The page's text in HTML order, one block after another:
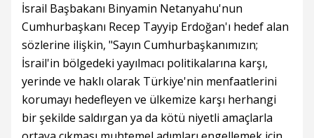
İsrail Başbakanı Binyamin Netanyahu'nun
Cumhurbaşkanı Recep Tayyip Erdoğan'ı hedef alan
sözlerine ilişkin, "Sayın Cumhurbaşkanımızın;
İsrail'in bölgedeki yayılmacı politikalarına karşı,
yerinde ve haklı olarak Türkiye'nin menfaatlerini
korumayı hedefleyen ve ülkemize karşı herhangi
bir şekilde saldırgan ya da kötü niyetli amaçlarla